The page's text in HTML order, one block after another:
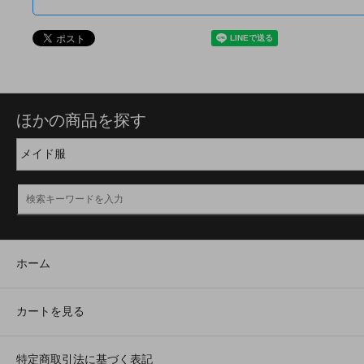
ほかの商品を探す
ホーム
カートを見る
特定商取引法に基づく表記